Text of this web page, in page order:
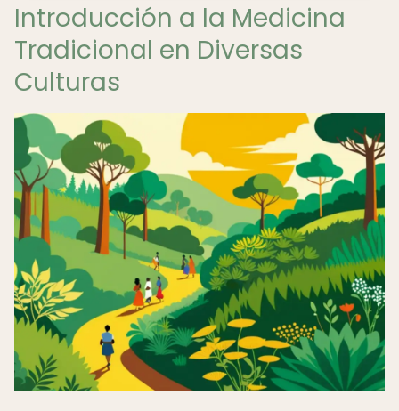
Introducción a la Medicina
Tradicional en Diversas
Culturas